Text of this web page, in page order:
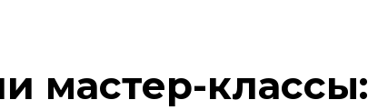
мастер-классы: